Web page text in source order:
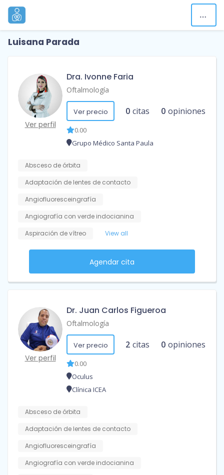
Luisana Parada
Ver perfil
Dra. Ivonne Faria
Oftalmología
Ver precio 0 citas 0 opiniones
0.00
Grupo Médico Santa Paula
Absceso de órbita
Adaptación de lentes de contacto
Angiofluoresceingrafía
Angiografía con verde indocianina
Aspiración de vítreo
View all
Agendar cita
Ver perfil
Dr. Juan Carlos Figueroa
Oftalmología
Ver precio 2 citas 0 opiniones
0.00
Oculus
Clínica ICEA
Absceso de órbita
Adaptación de lentes de contacto
Angiofluoresceingrafía
Angiografía con verde indocianina